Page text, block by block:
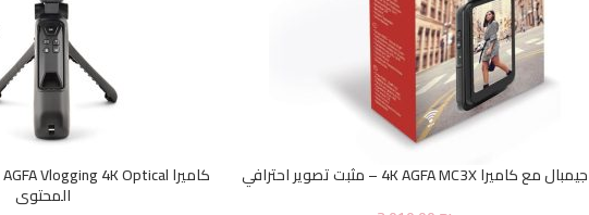
جيمبال مع كاميرا 4K AGFA MC3X – مثبت تصوير احترافي
المحتوى